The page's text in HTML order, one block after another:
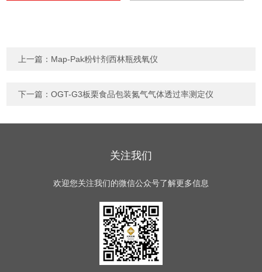
上一篇： Map-Pak粉针剂西林瓶残氧仪
下一篇：OGT-G3板栗食品包装氮气气体透过率测定仪
关注我们
欢迎您关注我们的微信公众号了解更多信息